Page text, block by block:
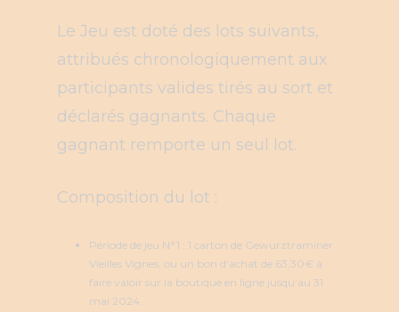
Le Jeu est doté des lots suivants,
attribués chronologiquement aux
participants valides tirés au sort et
déclarés gagnants. Chaque
gagnant remporte un seul lot.
Composition du lot :
Période de jeu N°1 : 1 carton de Gewurztraminer
Vieilles Vignes, ou un bon d’achat de 63,30€ à
faire valoir sur la boutique en ligne jusqu’au 31
mai 2024.